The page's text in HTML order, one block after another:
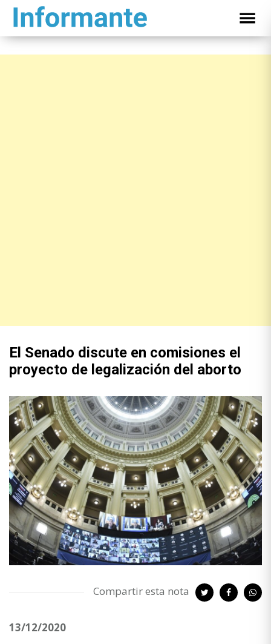
El Senado discute en comisiones el
proyecto de legalización del aborto
Compartir esta nota
13/12/2020